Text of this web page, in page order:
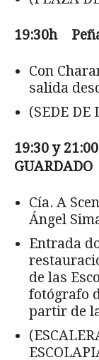
19:30h Pe
Con
salida
(SEDE DE
19:30 y
GUARDADO
Cía. A
Ángel
Entrada
de las
fotógrafo
partir de